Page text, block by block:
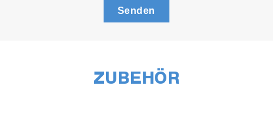
Senden
ZUBEHÖR